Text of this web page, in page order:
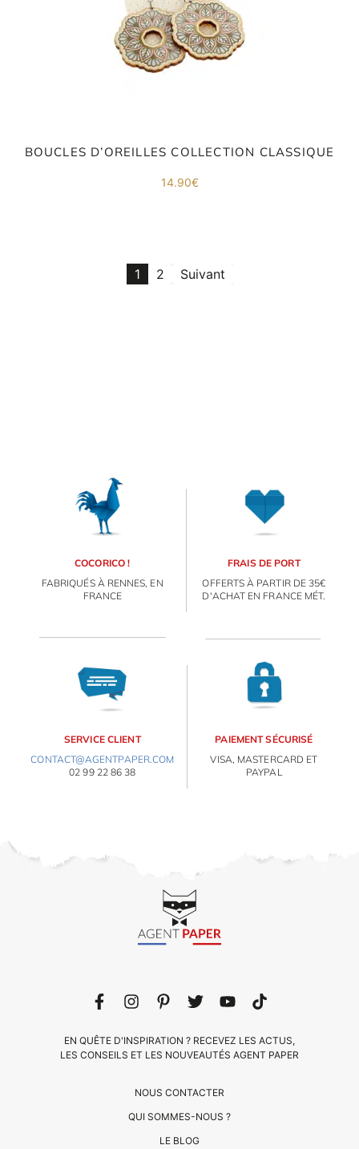
BOUCLES D’OREILLES COLLECTION CLASSIQUE
14.90€
1 2 Suivant
COCORICO !
FABRIQUÉS À RENNES, EN
FRANCE
FRAIS DE PORT
OFFERTS À PARTIR DE 35€
D'ACHAT EN FRANCE MÉT.
SERVICE CLIENT
CONTACT@AGENTPAPER.COM
02 99 22 86 38
PAIEMENT SÉCURISÉ
VISA, MASTERCARD ET
PAYPAL
NOUS CONTACTER
QUI SOMMES-NOUS ?
LE BLOG
EN QUÊTE D'INSPIRATION ? RECEVEZ LES ACTUS,
LES CONSEILS ET LES NOUVEAUTÉS AGENT PAPER